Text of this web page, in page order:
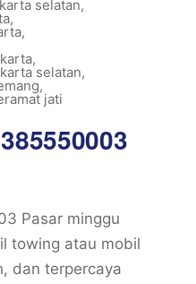
selatan,
,
,
,
selatan,
,
jati
Pasar minggu
towing atau mobil
dan terpercaya